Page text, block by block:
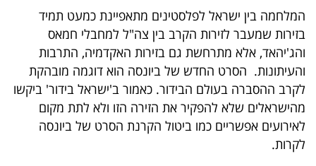
UNDER
40
שיתופי
פעולה
המלחמה בין ישראל לפלסטינים מתאפיינת כמעט תמיד
בזירות שמעבר לזירות הקרב בין צה"ל למחבלי חמאס
והג'יהאד, אלא מתרחשת גם בזירות האקדמיה, התרבות
והעיתונות. הסרט החדש של ביונסה הוא דוגמה מובהקת
לקרב ההסברה בעולם הבידור. כאמור ב'ישראל בידור' ביקשו
מהישראלים שלא להפקיר את הזירה הזו ולא לתת מקום
לאירועים אפשריים כמו ביטול הקרנת הסרט של ביונסה
לקרות.